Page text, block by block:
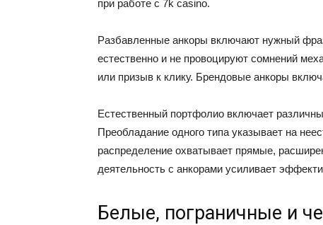
при работе с 7k casino.
Разбавленные анкоры включают нужный
естественно и не провоцируют сомнений
или призыв к клику. Брендовые анкоры
Естественный портфолио включает
Преобладание одного типа указывает на
распределение охватывает прямые,
деятельность с анкорами усиливает
Белые, пограничные и